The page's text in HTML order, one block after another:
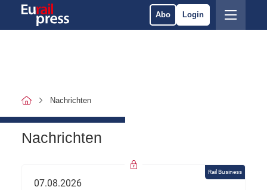
Abo Login
Nachrichten
Nachrichten
Rail Business
07.08.2026